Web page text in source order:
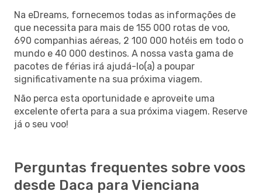
Na eDreams, fornecemos todas as informações de
que necessita para mais de 155 000 rotas de voo,
690 companhias aéreas, 2 100 000 hotéis em todo o
mundo e 40 000 destinos. A nossa vasta gama de
pacotes de férias irá ajudá-lo(a) a poupar
significativamente na sua próxima viagem.
Não perca esta oportunidade e aproveite uma
excelente oferta para a sua próxima viagem. Reserve
já o seu voo!
Perguntas frequentes sobre voos
desde Daca para Vienciana